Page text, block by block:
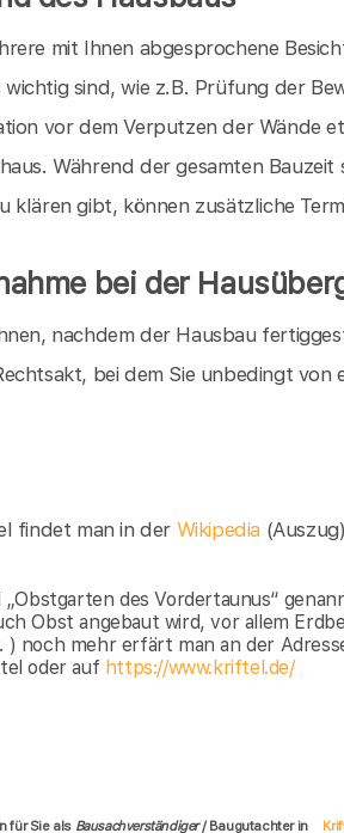
mit Ihnen abgesprochene
wichtig sind, wie z.B. Prüfung der
vor dem Verputzen der Wände
Während der gesamten
klären gibt, können zusätzliche
bei der
nachdem der Hausbau
bei dem Sie unbedingt
findet man in der Wikipedia (Auszug)
des Vordertaunus“
Obst angebaut wird, vor allem
) noch mehr erfärt man an der
oder auf https://www.kriftel.de/
für Sie als Bausachverständiger/ Baugutachter in